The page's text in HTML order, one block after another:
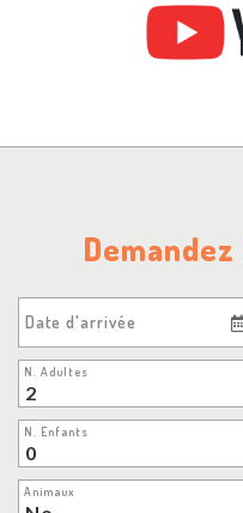
Date d'arrivée
N. Adultes
N. Enfants
Animaux